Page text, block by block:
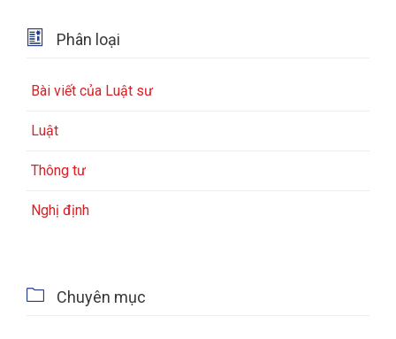
 Phân loại
Bài viết của Luật sư
Luật
Thông tư
Nghị định
 Chuyên mục